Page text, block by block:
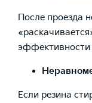
После проезда
эффективности
Если резина